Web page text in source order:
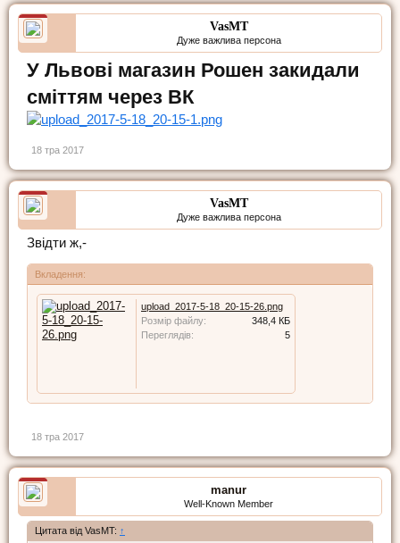
VasMT
Дуже важлива персона
У Львові магазин Рошен закидали
сміттям через ВК
18 тра 2017
VasMT
Дуже важлива персона
Звідти ж,-
Вкладення:
upload_2017-5-18_20-15-26.png
Розмір файлу:
348,4 КБ
Переглядів:
5
18 тра 2017
manur
Well-Known Member
Цитата від VasMT: ↑